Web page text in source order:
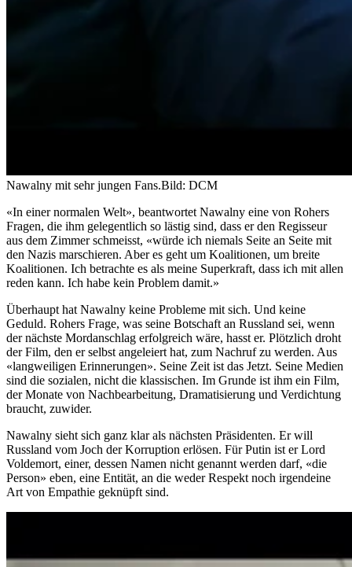
Nawalny mit sehr jungen Fans.Bild: DCM
«In einer normalen Welt», beantwortet Nawalny eine von Rohers
Fragen, die ihm gelegentlich so lästig sind, dass er den Regisseur
aus dem Zimmer schmeisst, «würde ich niemals Seite an Seite mit
den Nazis marschieren. Aber es geht um Koalitionen, um breite
Koalitionen. Ich betrachte es als meine Superkraft, dass ich mit allen
reden kann. Ich habe kein Problem damit.»
Überhaupt hat Nawalny keine Probleme mit sich. Und keine
Geduld. Rohers Frage, was seine Botschaft an Russland sei, wenn
der nächste Mordanschlag erfolgreich wäre, hasst er. Plötzlich droht
der Film, den er selbst angeleiert hat, zum Nachruf zu werden. Aus
«langweiligen Erinnerungen». Seine Zeit ist das Jetzt. Seine Medien
sind die sozialen, nicht die klassischen. Im Grunde ist ihm ein Film,
der Monate von Nachbearbeitung, Dramatisierung und Verdichtung
braucht, zuwider.
Nawalny sieht sich ganz klar als nächsten Präsidenten. Er will
Russland vom Joch der Korruption erlösen. Für Putin ist er Lord
Voldemort, einer, dessen Namen nicht genannt werden darf, «die
Person» eben, eine Entität, an die weder Respekt noch irgendeine
Art von Empathie geknüpft sind.